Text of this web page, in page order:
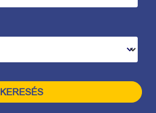
KERESÉS